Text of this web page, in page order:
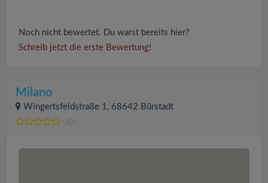
Noch nicht bewertet. Du warst bereits hier?
Schreib jetzt die erste Bewertung!
Milano
Wingertsfeldstraße 1, 68642 Bürstadt
(0)